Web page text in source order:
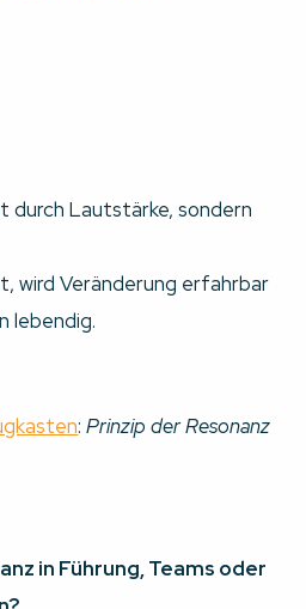
durch Lautstärke, sondern
wird Veränderung erfahrbar
lebendig.
:Prinzip der Resonanz
in Führung, Teams oder